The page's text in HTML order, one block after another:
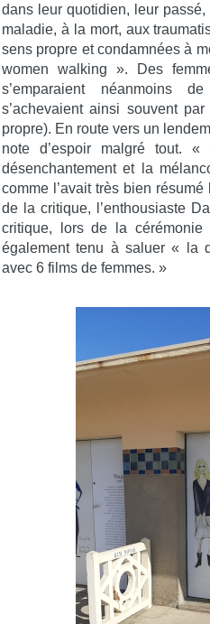
dans leur quotidien, leur
maladie, à la mort, aux
sens propre et condamnées à
women walking ». Des
s’emparaient néanmoins
s’achevaient ainsi souvent
propre). En route vers un
note d’espoir malgré tout.
désenchantement et la
comme l’avait très bien
de la critique, l’enthousiaste
critique, lors de la cérémonie
également tenu à saluer « la
avec 6 films de femmes. »